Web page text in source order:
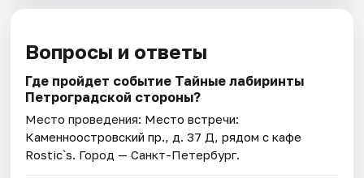
Вопросы и ответы
Где пройдет событие Тайные лабиринты
Петроградской стороны?
Место проведения: Место встречи:
Каменноостровский пр., д. 37 Д, рядом с кафе
Rostic`s. Город — Санкт-Петербург.